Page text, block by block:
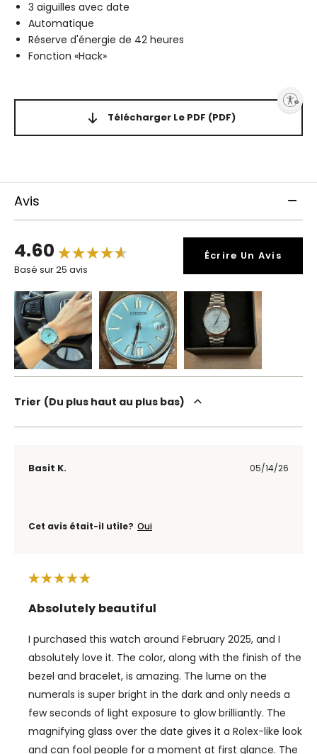
Enable accessibility
3 aiguilles avec date
Automatique
Réserve d'énergie de 42 heures
Fonction «Hack»
Télécharger Le PDF (PDF)
Avis
4.60
Basé sur 25 avis
Écrire Un Avis
Trier Du plus haut au plus bas
Basit K. 05/14/26
Cet avis était-il utile? Oui
Absolutely beautiful
I purchased this watch around February 2025, and I
absolutely love it. The color, along with the finish of the
bezel and bracelet, is amazing. The lume on the
numerals is super bright in the dark and only needs a
few seconds of light exposure to glow brilliantly. The
magnifying glass over the date gives it a Rolex-like look
and can fool people for a moment at first glance. The